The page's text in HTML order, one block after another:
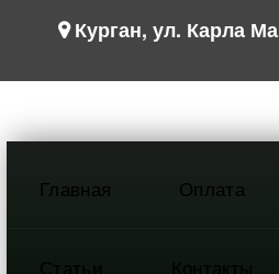
Курган, ул. Карла
Главная Оплата